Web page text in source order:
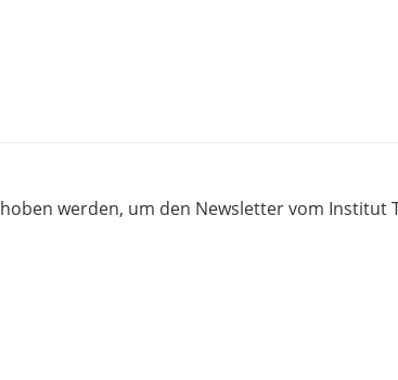
werden, um den Newsletter vom Institut